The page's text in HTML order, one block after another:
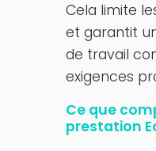
Cela limite
et garantit
de travail
exigences
Ce que
prestation